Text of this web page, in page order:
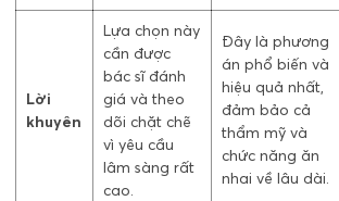
Lời
khuyên
Lựa chọn này
cần được
bác sĩ đánh
giá và theo
dõi chặt chẽ
vì yêu cầu
lâm sàng rất
cao.
Đây là phương
án phổ biến và
hiệu quả nhất,
đảm bảo cả
thẩm mỹ và
chức năng ăn
nhai về lâu dài.